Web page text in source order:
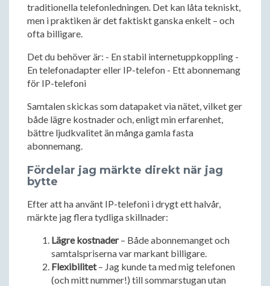
traditionella telefonledningen. Det kan låta tekniskt,
men i praktiken är det faktiskt ganska enkelt – och
ofta billigare.
Det du behöver är: - En stabil internetuppkoppling -
En telefonadapter eller IP-telefon - Ett abonnemang
för IP-telefoni
Samtalen skickas som datapaket via nätet, vilket ger
både lägre kostnader och, enligt min erfarenhet,
bättre ljudkvalitet än många gamla fasta
abonnemang.
Fördelar jag märkte direkt när jag
bytte
Efter att ha använt IP-telefoni i drygt ett halvår,
märkte jag flera tydliga skillnader:
Lägre kostnader– Både abonnemanget och
samtalspriserna var markant billigare.
Flexibilitet– Jag kunde ta med mig telefonen
(och mitt nummer!) till sommarstugan utan